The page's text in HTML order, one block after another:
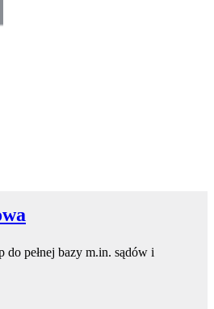
do pełnej bazy m.in. sądów i